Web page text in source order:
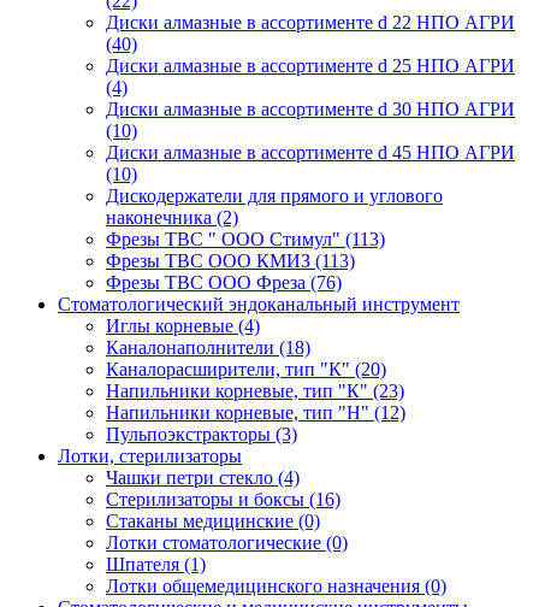
Диски алмазные в ассортименте d 22 НПО АГРИ
(40)
Диски алмазные в ассортименте d 25 НПО АГРИ
(4)
Диски алмазные в ассортименте d 30 НПО АГРИ
(10)
Диски алмазные в ассортименте d 45 НПО АГРИ
(10)
Дискодержатели для прямого и углового
наконечника (2)
Фрезы ТВС " ООО Стимул" (113)
Фрезы ТВС ООО КМИЗ (113)
Фрезы ТВС ООО Фреза (76)
Стоматологический эндоканальный инструмент
Иглы корневые (4)
Каналонаполнители (18)
Каналорасширители, тип "К" (20)
Напильники корневые, тип "К" (23)
Напильники корневые, тип "Н" (12)
Пульпоэкстракторы (3)
Лотки, стерилизаторы
Чашки петри стекло (4)
Стерилизаторы и боксы (16)
Стаканы медицинские (0)
Лотки стоматологические (0)
Шпателя (1)
Лотки общемедицинского назначения (0)